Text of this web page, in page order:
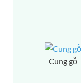
Cung gỗ